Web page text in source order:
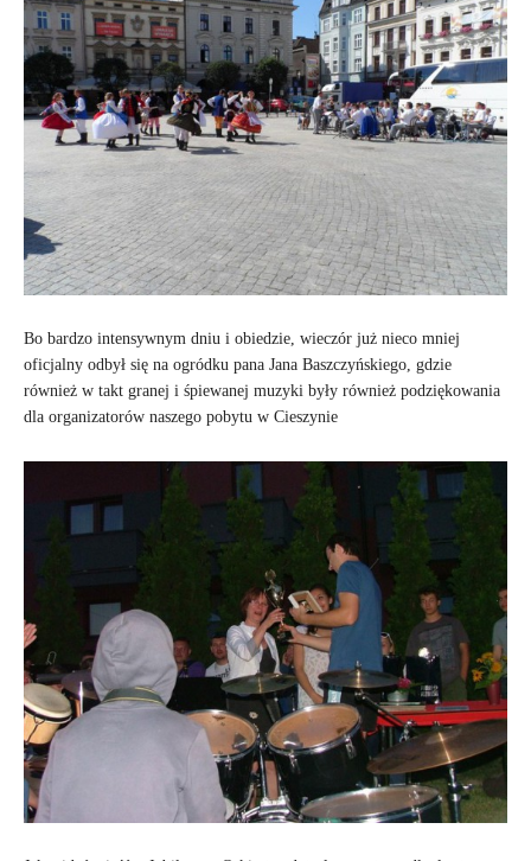
Bo bardzo intensywnym dniu i obiedzie, wieczór już nieco mniej
oficjalny odbył się na ogródku pana Jana Baszczyńskiego, gdzie
również w takt granej i śpiewanej muzyki były również podziękowania
dla organizatorów naszego pobytu w Cieszynie